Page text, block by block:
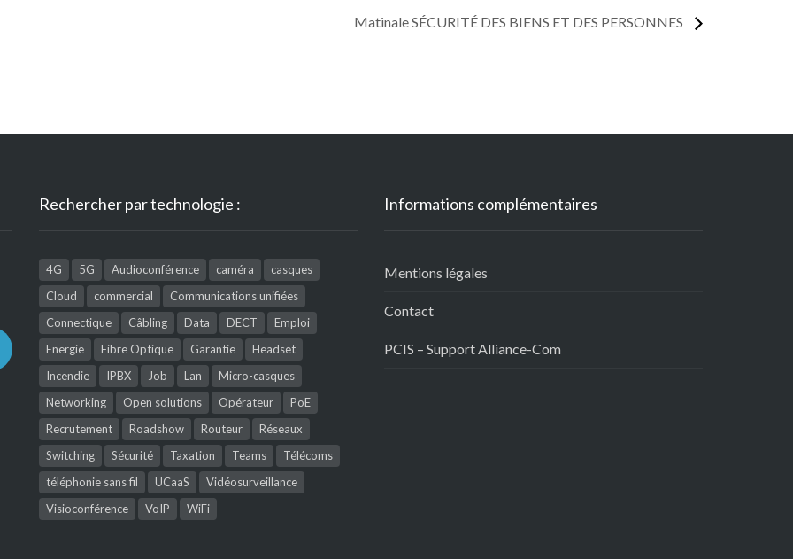
Matinale SÉCURITÉ DES BIENS ET DES PERSONNES
Rechercher par technologie :
4G 5G Audioconférence caméra
casques
Cloud
commercial
Communications unifiées
Connectique
Câbling Data DECT
Emploi
Energie
Fibre Optique Garantie
Headset
Incendie
IPBX Job Lan
Micro-casques
Networking
Open solutions Opérateur
PoE
Recrutement
Roadshow Routeur
Réseaux
Switching
Sécurité Taxation Teams
Télécoms
téléphonie sans fil
UCaaS
Vidéosurveillance
Visioconférence
VoIP WiFi
Informations complémentaires
Mentions légales
Contact
PCIS – Support Alliance-Com